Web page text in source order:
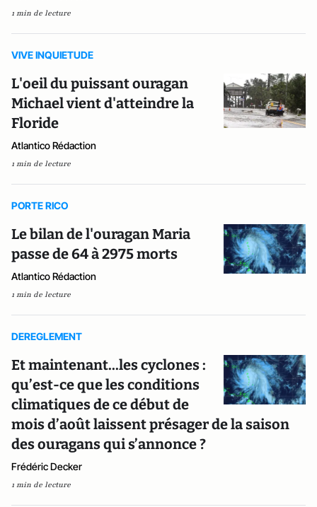
1 min de lecture
VIVE INQUIETUDE
L'oeil du puissant ouragan
Michael vient d'atteindre la
Floride
Atlantico Rédaction
1 min de lecture
PORTE RICO
Le bilan de l'ouragan Maria
passe de 64 à 2975 morts
Atlantico Rédaction
1 min de lecture
DEREGLEMENT
Et maintenant...les cyclones :
qu’est-ce que les conditions
climatiques de ce début de
mois d’août laissent présager de la saison
des ouragans qui s’annonce ?
Frédéric Decker
1 min de lecture